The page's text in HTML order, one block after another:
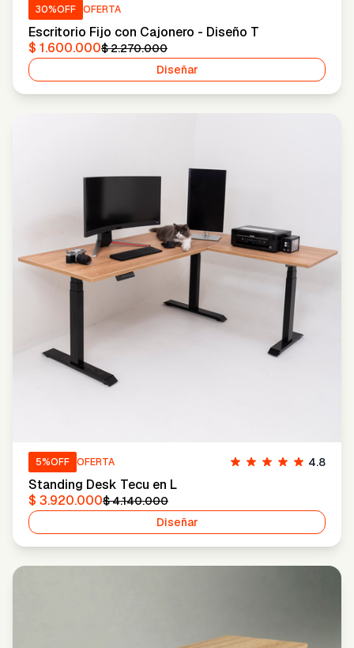
30%OFF OFERTA
Escritorio Fijo con Cajonero - Diseño T
$ 1.600.000$ 2.270.000
Diseñar
5%OFF OFERTA 4.8
Standing Desk Tecu en L
$ 3.920.000$ 4.140.000
Diseñar